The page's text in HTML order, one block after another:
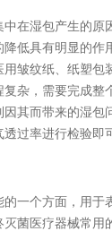
湿包产生的原
低具有明显的
皱纹纸、纸塑
杂，需要完成
其而带来的湿
过率进行检验即
个方面，用于
菌医疗器械常